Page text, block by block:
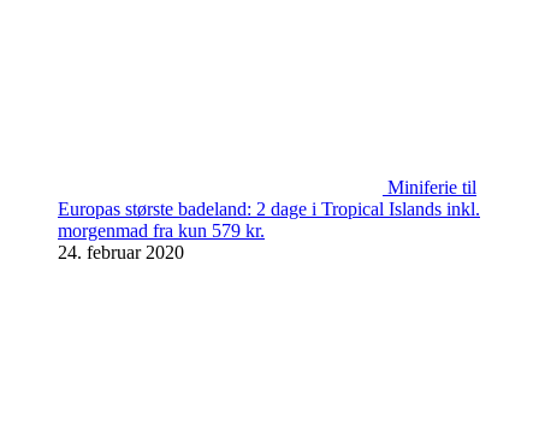
Miniferie til
Europas største badeland: 2 dage i Tropical Islands inkl.
morgenmad fra kun 579 kr.
24. februar 2020